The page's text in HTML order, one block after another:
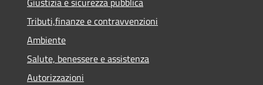
Tributi,finanze e contravvenzioni
Ambiente
Salute, benessere e assistenza
Autorizzazioni